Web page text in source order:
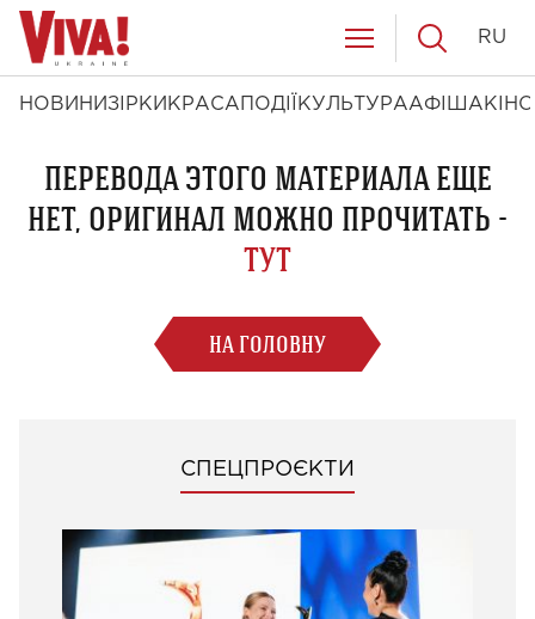
НОВИНИ ЗІРКИ КРАСА ПОДІЇ КУЛЬТУРААФІША КІНО
RU
ПЕРЕВОДА ЭТОГО МАТЕРИАЛА ЕЩЕ
НЕТ, ОРИГИНАЛ МОЖНО ПРОЧИТАТЬ -
ТУТ
НА ГОЛОВНУ
СПЕЦПРОЄКТИ